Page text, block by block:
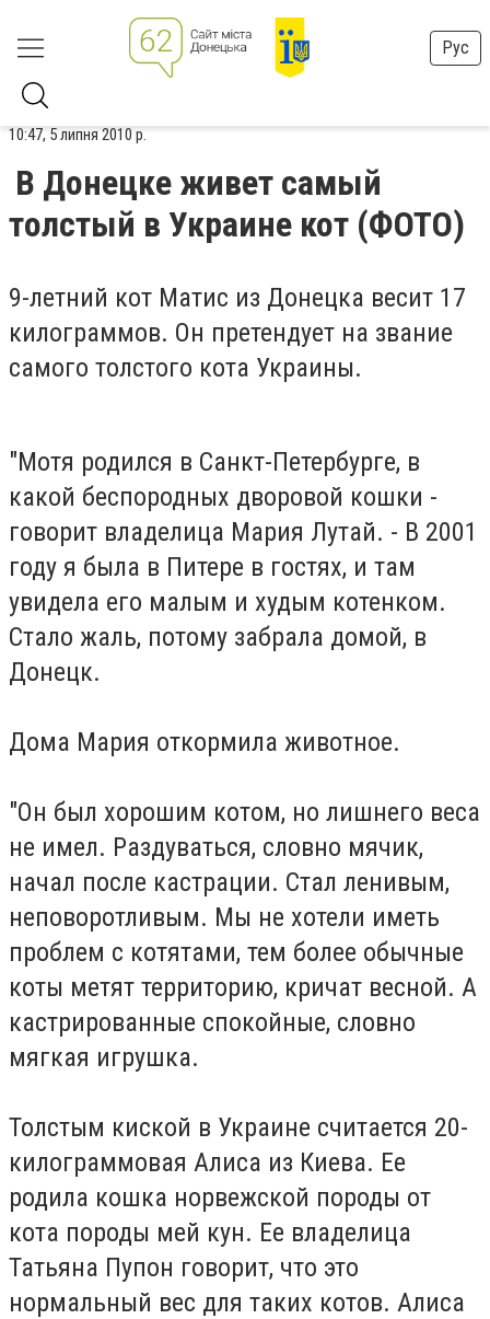
Рус
10:47, 5 липня 2010 р.
В Донецке живет самый
толстый в Украине кот (ФОТО)
9-летний кот Матис из Донецка весит 17
килограммов. Он претендует на звание
самого толстого кота Украины.
"Мотя родился в Санкт-Петербурге, в
какой беспородных дворовой кошки -
говорит владелица Мария Лутай. - В 2001
году я была в Питере в гостях, и там
увидела его малым и худым котенком.
Стало жаль, потому забрала домой, в
Донецк.
Дома Мария откормила животное.
"Он был хорошим котом, но лишнего веса
не имел. Раздуваться, словно мячик,
начал после кастрации. Стал ленивым,
неповоротливым. Мы не хотели иметь
проблем с котятами, тем более обычные
коты метят территорию, кричат весной. А
кастрированные спокойные, словно
мягкая игрушка.
Толстым киской в Украине считается 20-
килограммовая Алиса из Киева. Ее
родила кошка норвежской породы от
кота породы мей кун. Ее владелица
Татьяна Пупон говорит, что это
нормальный вес для таких котов. Алиса